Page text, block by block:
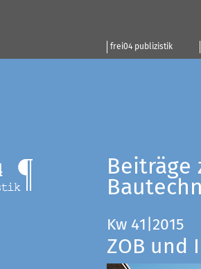
frei04 publizistik
Beiträge
Kw 41|2015
ZOB und